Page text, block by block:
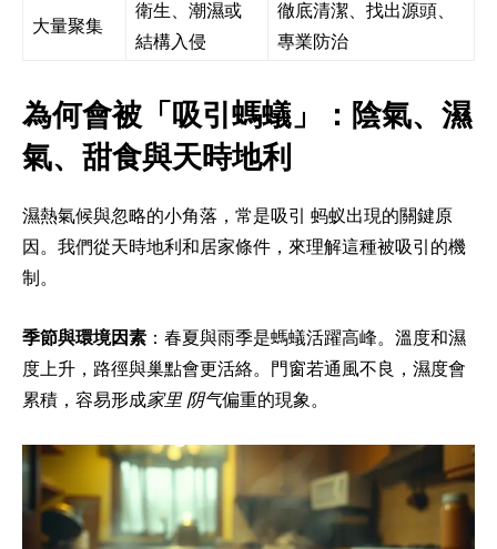
大量聚集
衛生、潮濕或
結構入侵
徹底清潔、找出源頭、
專業防治
為何會被「吸引螞蟻」：陰氣、濕
氣、甜食與天時地利
濕熱氣候與忽略的小角落，常是吸引 蚂蚁出現的關鍵原
因。我們從天時地利和居家條件，來理解這種被吸引的機
制。
季節與環境因素 ：春夏與雨季是螞蟻活躍高峰。溫度和濕
度上升，路徑與巢點會更活絡。門窗若通風不良，濕度會
累積，容易形成家里 阴气偏重的現象。